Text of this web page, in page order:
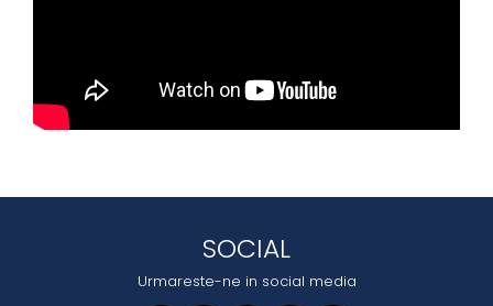
SOCIAL
Urmareste-ne in social media